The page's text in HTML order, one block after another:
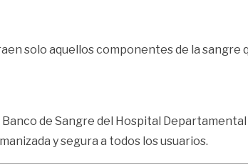
solo aquellos componentes de la
de Sangre del Hospital
y segura a todos los usuarios.